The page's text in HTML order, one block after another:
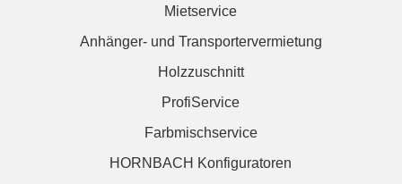
Mietservice
Anhänger- und Transportervermietung
Holzzuschnitt
ProfiService
Farbmischservice
HORNBACH Konfiguratoren